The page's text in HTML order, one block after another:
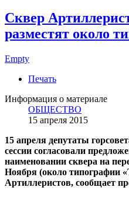
Сквер
разместят около
Empty
Печать
Информация о материале
ОБЩЕСТВО
15 апреля 2015
15 апреля депутаты
сессии согласовали
наименовании сквера на
Ноября (около типографии
Артиллеристов, сообщает